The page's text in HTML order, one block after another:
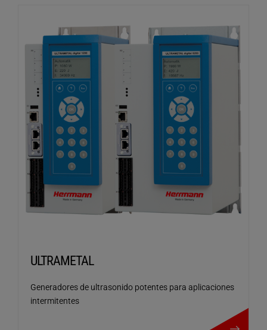
ULTRAMETAL
Generadores de ultrasonido potentes para aplicaciones
intermitentes
ULTRAMETAL